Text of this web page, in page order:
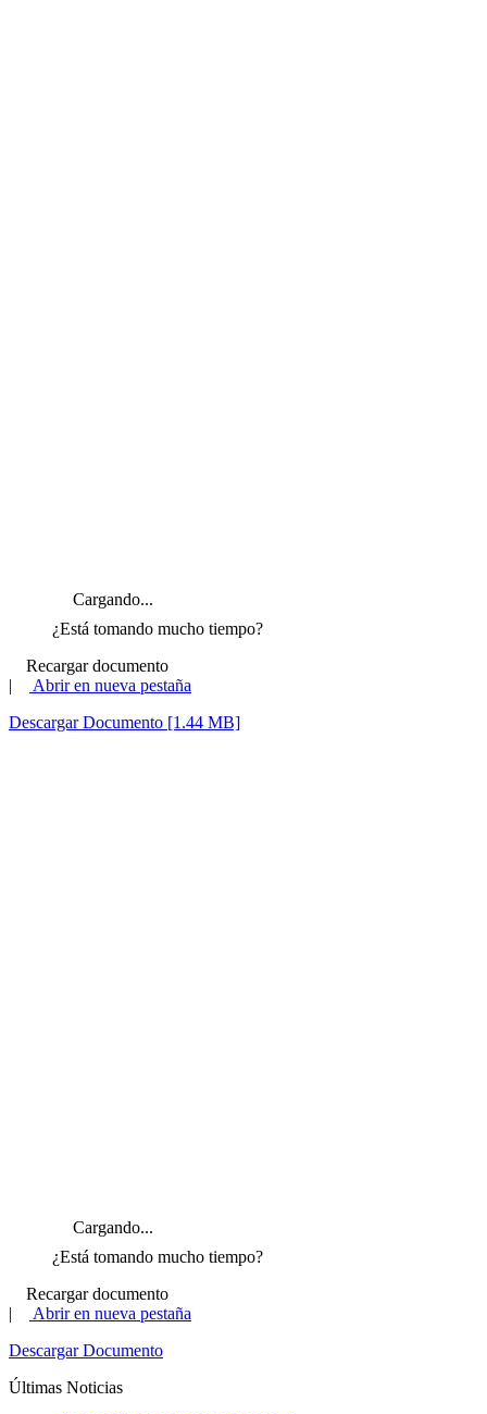
Cargando...
¿Está tomando mucho tiempo?
Recargar documento
|
Abrir en nueva pestaña
Descargar Documento [1.44 MB]
Cargando...
¿Está tomando mucho tiempo?
Recargar documento
|
Abrir en nueva pestaña
Descargar Documento
Últimas Noticias